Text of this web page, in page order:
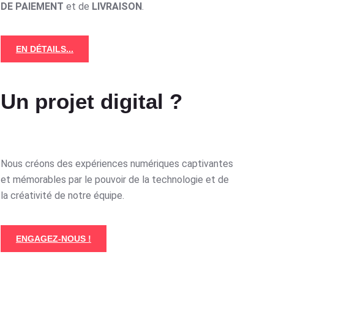
DE PAIEMENT et de LIVRAISON.
EN DÉTAILS...
Un projet digital ?
Nous créons des expériences numériques captivantes
et mémorables par le pouvoir de la technologie et de
la créativité de notre équipe.
ENGAGEZ-NOUS !